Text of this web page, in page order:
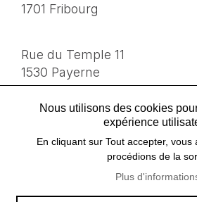
1701 Fribourg
Rue du Temple 11
1530 Payerne
T 026 425 41 90
info@cepsa.ch
Nous utilisons des cookies
expérience
En cliquant sur Tout accepter, vous
procédions de la
Plus